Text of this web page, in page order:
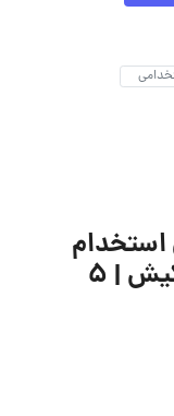
شرکت کارت اعتباری ایران کیش | ۵